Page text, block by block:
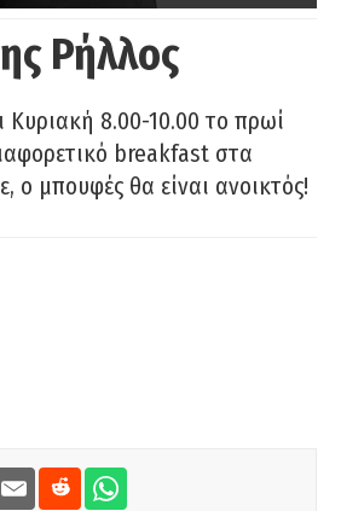
Ρήλλος
Κυριακή 8.00-10.00 το πρωί
breakfast στα
ο μπουφές θα είναι ανοικτός!